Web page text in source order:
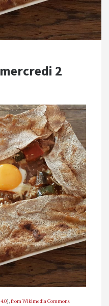
2
4.0], from Wikimedia Commons